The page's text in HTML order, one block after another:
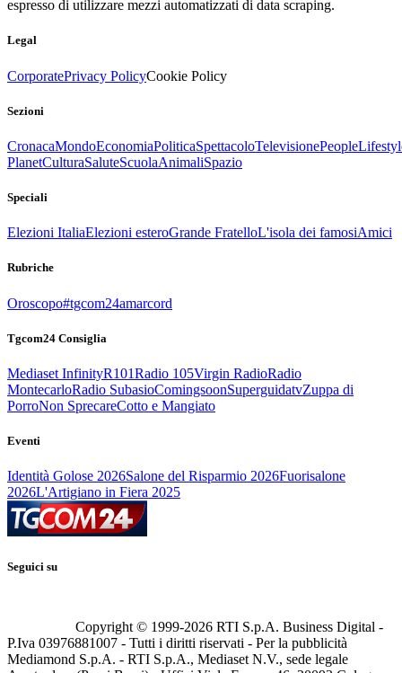
espresso di utilizzare mezzi automatizzati di data scraping.
Legal
CorporatePrivacy PolicyCookie Policy
Sezioni
CronacaMondoEconomiaPoliticaSpettacoloTelevisionePeople
PlanetCulturaSaluteScuolaAnimaliSpazio
Speciali
Elezioni ItaliaElezioni esteroGrande FratelloL'isola dei famosiAmici
Rubriche
Oroscopo#tgcom24amarcord
Tgcom24 Consiglia
Mediaset InfinityR101Radio 105Virgin RadioRadio
MontecarloRadio SubasioComingsoonSuperguidatvZuppa di
PorroNon SprecareCotto e Mangiato
Eventi
Identità Golose 2026Salone del Risparmio 2026Fuorisalone
2026L'Artigiano in Fiera 2025
Seguici su
Copyright © 1999-2026 RTI S.p.A. Business Digital -
P.Iva 03976881007 - Tutti i diritti riservati - Per la pubblicità
Mediamond S.p.A. - RTI S.p.A., Mediaset N.V., sede legale